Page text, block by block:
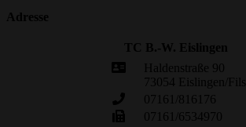
Adresse
TC B.-W. Eislingen
Haldenstraße 90
73054 Eislingen/Fils
07161/816176
07161/6534970